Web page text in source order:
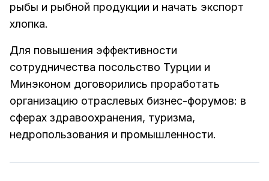
рыбы и рыбной продукции и начать экспорт
хлопка.
Для повышения эффективности
сотрудничества посольство Турции и
Минэконом договорились проработать
организацию отраслевых бизнес-форумов: в
сферах здравоохранения, туризма,
недропользования и промышленности.